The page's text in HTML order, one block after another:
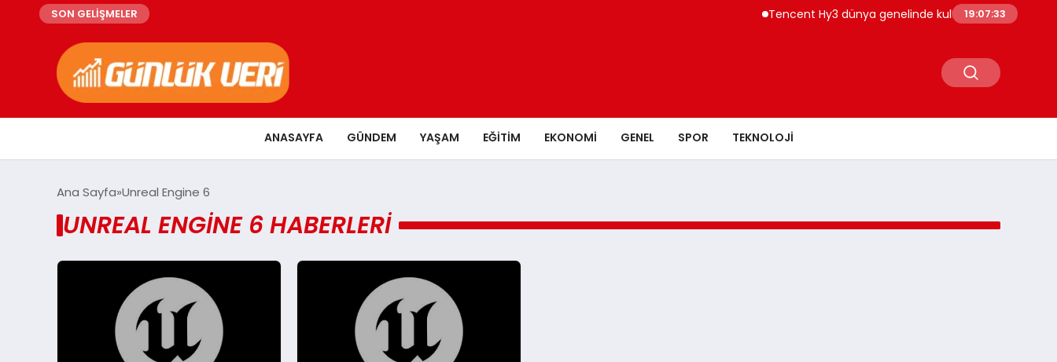
SON GELİŞMELER Tencent Hy3 dünya genelinde kullanıma sunuldu
19:07:33
ANASAYFA GÜNDEM YAŞAM EĞITIM EKONOMI GENEL SPOR TEKNOLOJI
Ana Sayfa Unreal Engine 6
UNREAL ENGINE 6 HABERLERI